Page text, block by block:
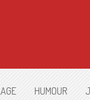
HUMOUR